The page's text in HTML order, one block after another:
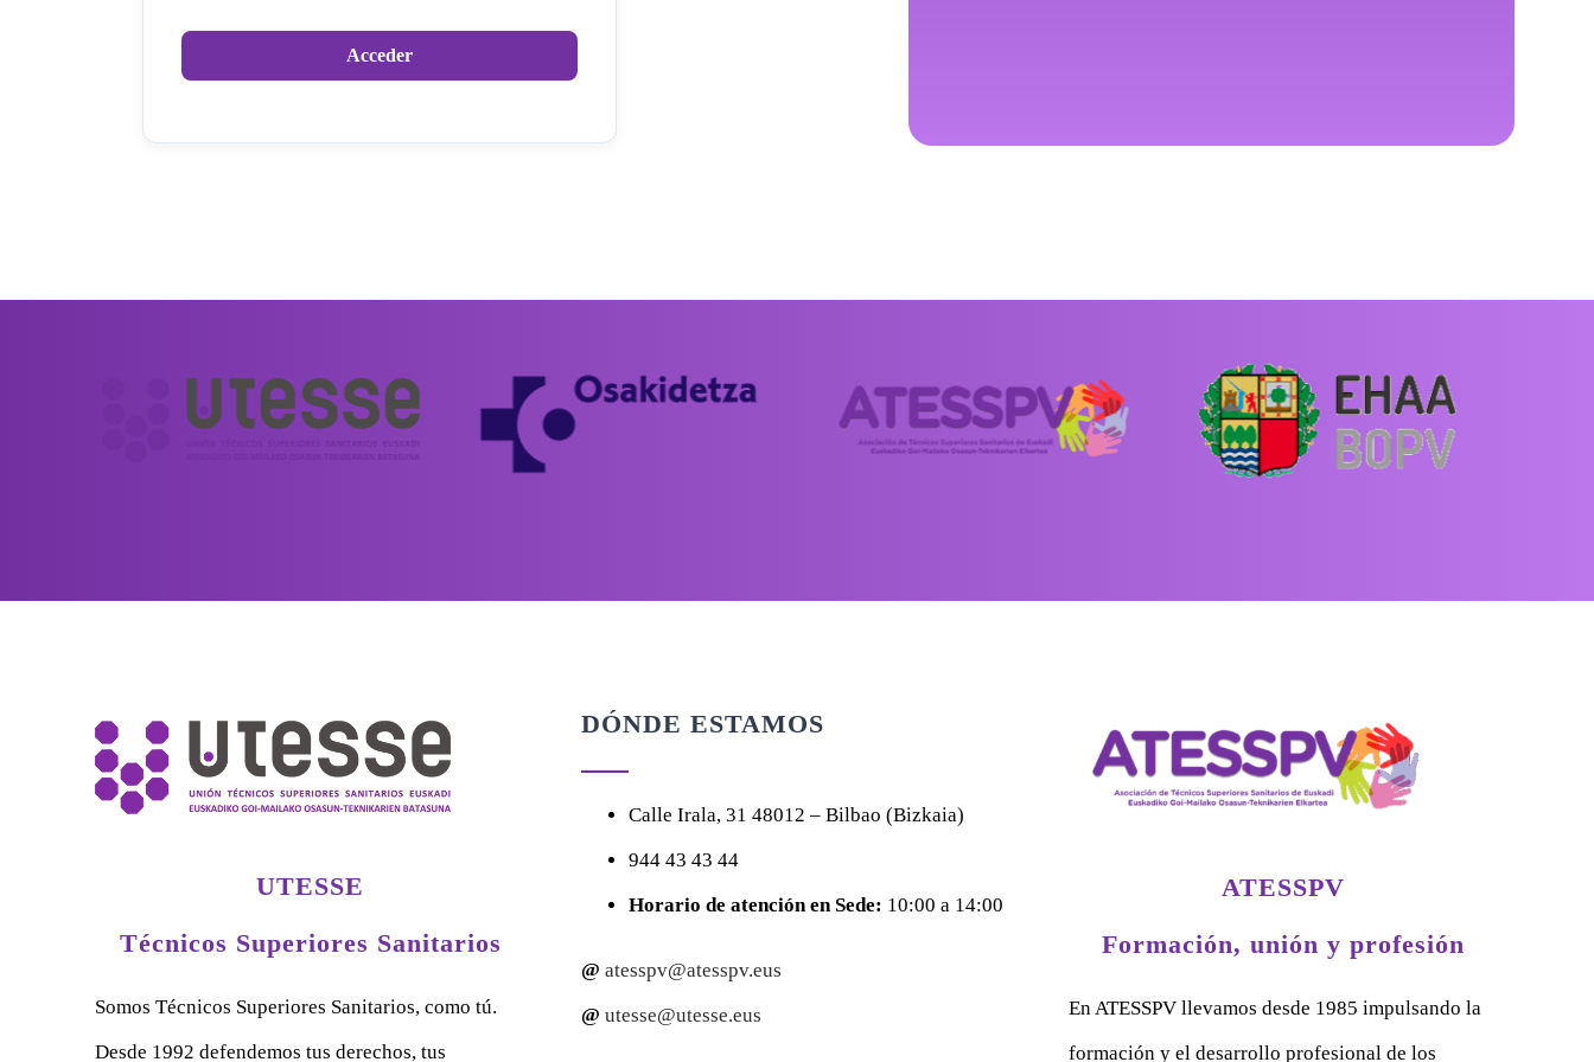
UTESSE
Técnicos Superiores Sanitarios
Somos Técnicos Superiores Sanitarios, como tú.
Desde 1992 defendemos tus derechos, tus
DÓNDE ESTAMOS
CalleIrala, 3148012 – Bilbao (Bizkaia)
944 43 43 44
Horario de atención en Sede: 10:00 a 14:00
@ atesspv@atesspv.eus
@ utesse@utesse.eus
ATESSPV
Formación, unión y profesión
En ATESSPV llevamos desde 1985 impulsando la
formación y el desarrollo profesional de los